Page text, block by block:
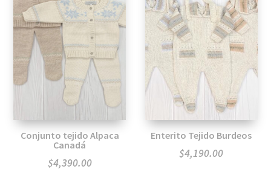
Conjunto tejido Alpaca
Canadá
$4,390.00
Enterito Tejido Burdeos
$4,190.00